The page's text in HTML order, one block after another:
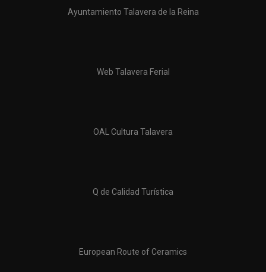
Ayuntamiento Talavera de la Reina
Web Talavera Ferial
OAL Cultura Talavera
Q de Calidad Turística
European Route of Ceramics